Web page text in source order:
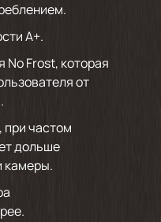
А+.
Frost, которая
от
при частом
дольше
камеры.